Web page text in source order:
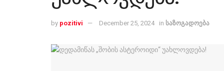
by pozitivi December 25, 2024 in საზოგადოება